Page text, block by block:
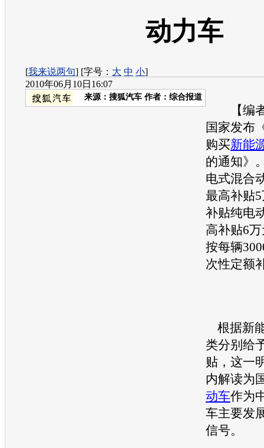
动力车
[我来说两句] [字号： 大 中 小]
2010年06月10日16:07
来源： 搜狐汽车 作者：综合报道
【编者
国家发布
购买新能
的通知》
电式混合
最高补贴
补贴纯电
高补贴6
按每辆
次性定额
根据新
类分别给
贴，这一
内解读为
动车作为
车主要发
信号。